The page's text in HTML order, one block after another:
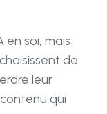
en soi, mais
de
leur
qui